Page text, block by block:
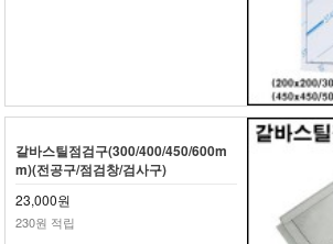
갈바스틸점검구(300/400/450/600m
m)(전공구/점검창/검사구)
23,000원
230원 적립